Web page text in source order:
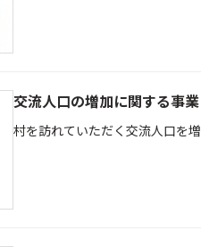
交流人口の増加に関する事業
村を訪れていただく交流人口を